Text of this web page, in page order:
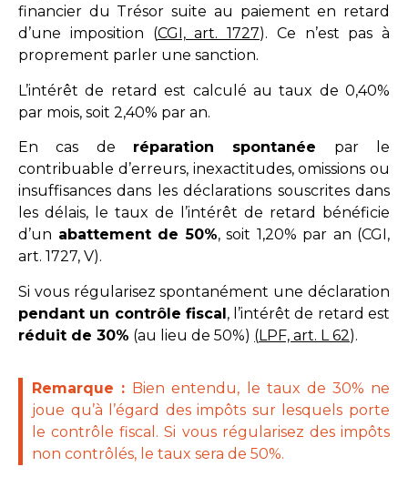
financier du Trésor suite au paiement en retard
d’une imposition (CGI, art. 1727). Ce n’est pas à
proprement parler une sanction.
L’intérêt de retard est calculé au taux de 0,40%
par mois, soit 2,40% par an.
En cas de réparation spontanée par le
contribuable d’erreurs, inexactitudes, omissions ou
insuffisances dans les déclarations souscrites dans
les délais, le taux de l’intérêt de retard bénéficie
d’un abattement de 50%, soit 1,20% par an (CGI,
art. 1727, V).
Si vous régularisez spontanément une déclaration
pendant un contrôle fiscal, l’intérêt de retard est
réduit de 30% (au lieu de 50%) (LPF, art. L 62).
Remarque : Bien entendu, le taux de 30% ne
joue qu’à l’égard des impôts sur lesquels porte
le contrôle fiscal. Si vous régularisez des impôts
non contrôlés, le taux sera de 50%.